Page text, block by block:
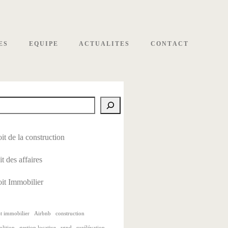
EQUIPE ACTUALITES CONTACT
de la construction
des affaires
Immobilier
immobilier Airbnb construction